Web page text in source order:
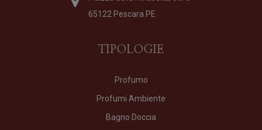
65122 Pescara PE
TIPOLOGIE
Profumo
Profumi Ambiente
Bagno Doccia